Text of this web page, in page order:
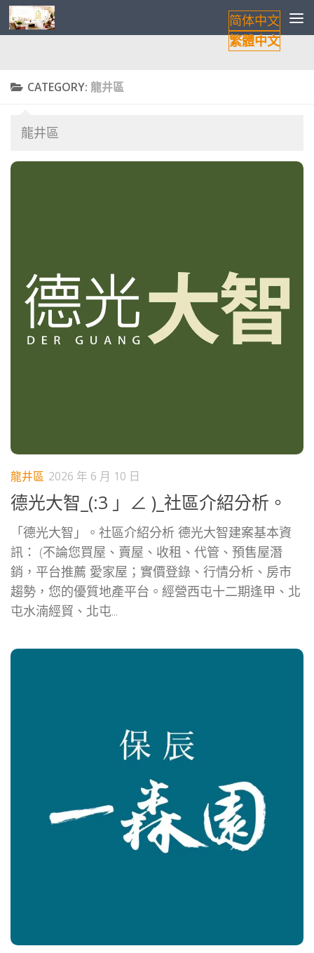
Skip to content
CATEGORY: 龍井區
龍井區
龍井區 2026 年 6 月 10 日
德光大智_(:3 」∠ )_社區介紹分析。
「德光大智」。社區介紹分析 德光大智建案基本資
訊： (不論您買屋、賣屋、收租、代管、預售屋潛
銷，平台推薦 愛家屋；實價登錄、行情分析、房市
趨勢，您的優質地產平台。經營西屯十二期逢甲、北
屯水湳經貿、北屯...
简体中文
繁體中文